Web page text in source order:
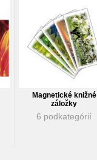
Magnetické knižné
záložky
6 podkategórií